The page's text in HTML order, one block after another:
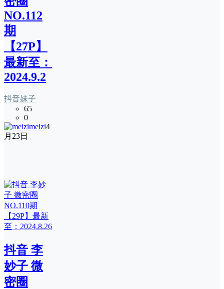
NO.112
期
【27P】
最新至：
2024.9.2
抖音妹子
65
0
meizi4
月23日
抖音 李
妙子 微
密圈